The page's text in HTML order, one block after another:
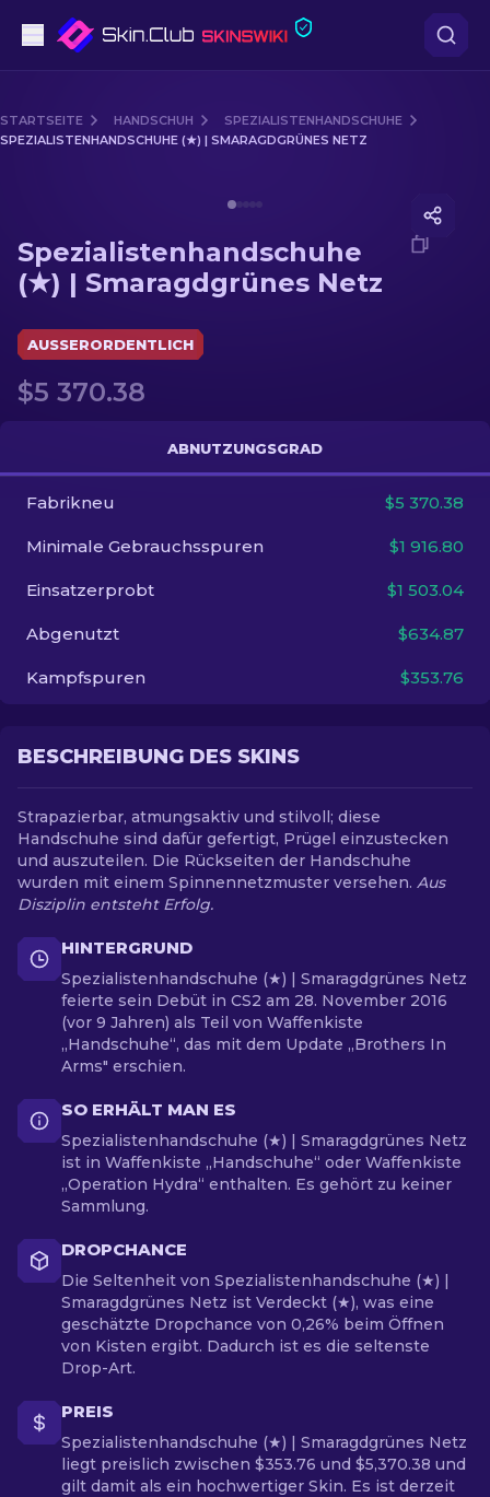
Mittelklasse
Scharfschützengewehr
Handschuh
Andere
DE
STARTSEITE HANDSCHUH
SPEZIALISTENHANDSCHUHE
SPEZIALISTENHANDSCHUHE (★) | SMARAGDGRÜNES NETZ
Spezialistenhandschuhe
(★) | Smaragdgrünes Netz
AUSSERORDENTLICH
$5 370.38
ABNUTZUNGSGRAD
Fabrikneu $5 370.38
Minimale Gebrauchsspuren $1 916.80
Einsatzerprobt $1 503.04
Abgenutzt $634.87
Kampfspuren $353.76
BESCHREIBUNG DES SKINS
Strapazierbar, atmungsaktiv und stilvoll; diese
Handschuhe sind dafür gefertigt, Prügel einzustecken
und auszuteilen. Die Rückseiten der Handschuhe
wurden mit einem Spinnennetzmuster versehen. Aus
Disziplin entsteht Erfolg.
HINTERGRUND
Spezialistenhandschuhe (★) | Smaragdgrünes Netz
feierte sein Debüt in CS2 am 28. November 2016
(vor 9 Jahren) als Teil von Waffenkiste
„Handschuhe“, das mit dem Update „Brothers In
Arms" erschien.
SO ERHÄLT MAN ES
Spezialistenhandschuhe (★) | Smaragdgrünes Netz
ist in Waffenkiste „Handschuhe“ oder Waffenkiste
„Operation Hydra“ enthalten. Es gehört zu keiner
Sammlung.
DROPCHANCE
Die Seltenheit von Spezialistenhandschuhe (★) |
Smaragdgrünes Netz ist Verdeckt (★), was eine
geschätzte Dropchance von 0,26% beim Öffnen
von Kisten ergibt. Dadurch ist es die seltenste
Drop-Art.
PREIS
Spezialistenhandschuhe (★) | Smaragdgrünes Netz
liegt preislich zwischen $353.76 und $5,370.38 und
gilt damit als ein hochwertiger Skin. Es ist derzeit